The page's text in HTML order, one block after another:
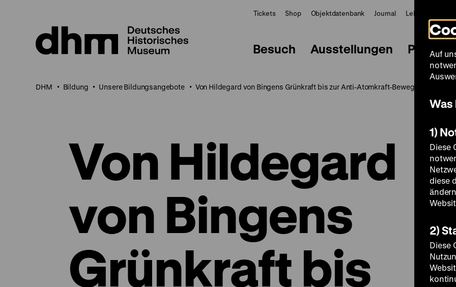
Seiteninhalt
springen
Tickets Shop Objektdatenbank Journal LeMO
Besuch Ausstellungen
DHM Bildung Unsere Bildungsangebote Von Hildegard von Bingens Grünkraft bis zur Anti-Atomkraft-Bewegung der
Von Hildegard
von Bingens
Grünkraft bis
Auf
Was
1)
Diese
diese
2)
Diese